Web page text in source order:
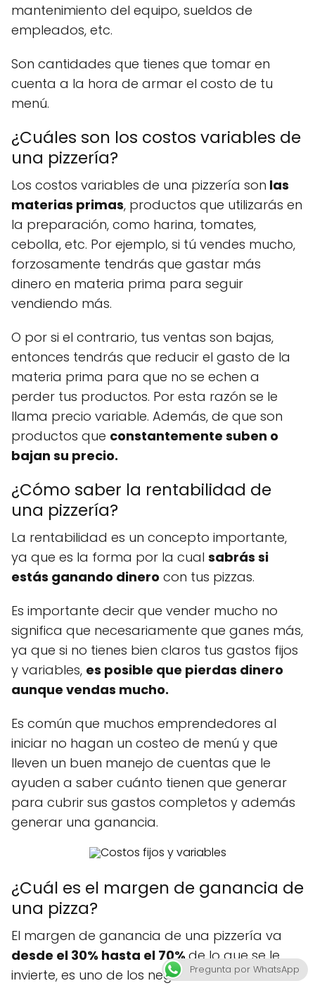
mantenimiento del equipo, sueldos de
empleados, etc.
Son cantidades que tienes que tomar en
cuenta a la hora de armar el costo de tu
menú.
¿Cuáles son los costos variables de
una pizzería?
Los costos variables de una pizzería son las
materias primas, productos que utilizarás en
la preparación, como harina, tomates,
cebolla, etc. Por ejemplo, si tú vendes mucho,
forzosamente tendrás que gastar más
dinero en materia prima para seguir
vendiendo más.
O por si el contrario, tus ventas son bajas,
entonces tendrás que reducir el gasto de la
materia prima para que no se echen a
perder tus productos. Por esta razón se le
llama precio variable. Además, de que son
productos que constantemente suben o
bajan su precio.
¿Cómo saber la rentabilidad de
una pizzería?
La rentabilidad es un concepto importante,
ya que es la forma por la cual sabrás si
estás ganando dinero con tus pizzas.
Es importante decir que vender mucho no
significa que necesariamente que ganes más,
ya que si no tienes bien claros tus gastos fijos
y variables, es posible que pierdas dinero
aunque vendas mucho.
Es común que muchos emprendedores al
iniciar no hagan un costeo de menú y que
lleven un buen manejo de cuentas que le
ayuden a saber cuánto tienen que generar
para cubrir sus gastos completos y además
generar una ganancia.
¿Cuál es el margen de ganancia de
una pizza?
El margen de ganancia de una pizzería va
desde el 30% hasta el 70%de lo que se le
invierte, es uno de los negocios con más
Pregunta por WhatsApp